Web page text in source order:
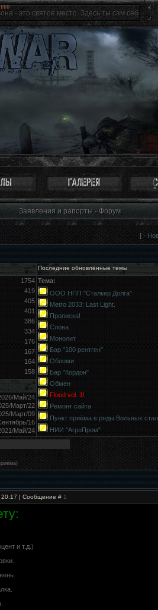
святое место. Здесь ты сам себе хозяин,
Заявления и рапорты - Форум
[ ·
Последние обновлённые темы
1754
419
405
401
386
334
176
167
164
158
Тема:
ООО НПП "Сталкер Долга"
Metro 2033: Last Light.
Прописка!
Слова
Монолит
Бар "100 рентген"
Обломи
Бар "Кордон"
Обмен
Flood vol. 1!
Ремонт сайта
Пункт приёма в ряды Вольных
НИИ "АгроПром"
Май/24
Март/22
Март/09
16
Май/24
20:17 | Сообщение # 1
и т.д.)